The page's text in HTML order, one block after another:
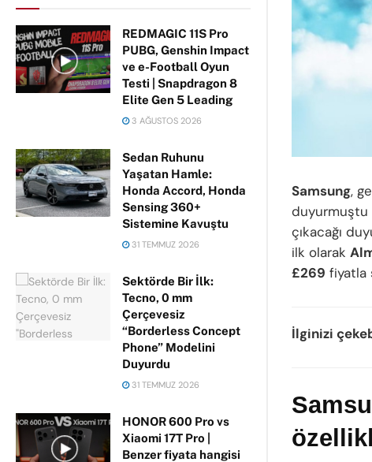
REDMAGIC 11S Pro
PUBG, Genshin Impact
ve e-Football Oyun
Testi | Snapdragon 8
Elite Gen 5 Leading
3 AĞUSTOS 2026
Sedan Ruhunu
Yaşatan Hamle:
Honda Accord, Honda
Sensing 360+
Sistemine Kavuştu
31 TEMMUZ 2026
Sektörde Bir İlk:
Tecno, 0 mm
Çerçevesiz
“Borderless Concept
Phone” Modelini
Duyurdu
31 TEMMUZ 2026
HONOR 600 Pro vs
Xiaomi 17T Pro |
Benzer fiyata hangisi
Samsung,
duyurmuştu
çıkacağı
ilk olarak
£269 fiyatla
İlginizi